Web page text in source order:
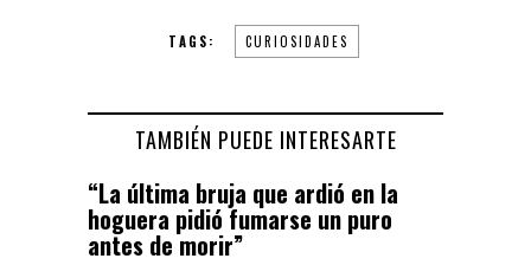
TAGS: CURIOSIDADES
TAMBIÉN PUEDE INTERESARTE
“La última bruja que ardió en la
hoguera pidió fumarse un puro
antes de morir”